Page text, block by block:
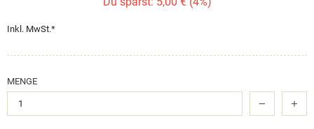
Inkl. MwSt.*
MENGE